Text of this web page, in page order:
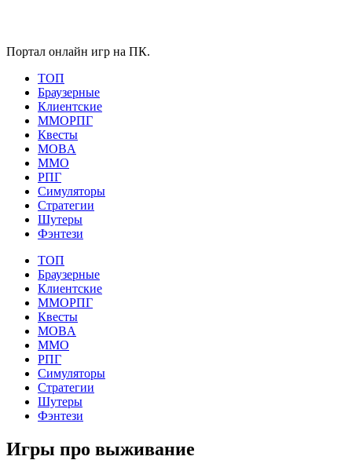
Портал онлайн игр на ПК.
ТОП
Браузерные
Клиентские
ММОРПГ
Квесты
MOBA
ММО
РПГ
Симуляторы
Стратегии
Шутеры
Фэнтези
ТОП
Браузерные
Клиентские
ММОРПГ
Квесты
MOBA
ММО
РПГ
Симуляторы
Стратегии
Шутеры
Фэнтези
Игры про выживание